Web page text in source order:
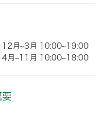
12月~3月 10:00~19:00
4月~11月 10:00~18:00
要